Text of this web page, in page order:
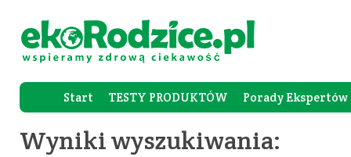
Start TESTY PRODUKTÓW Porady Ekspertów
Wyniki wyszukiwania: